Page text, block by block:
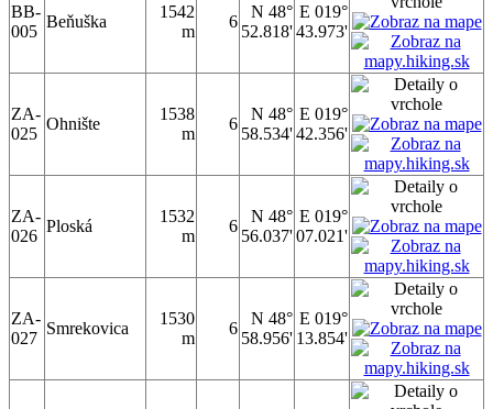
BB-
005
Beňuška
1542
m
6
N 48°
52.818'
E 019°
43.973'
ZA-
025
Ohnište
1538
m
6
N 48°
58.534'
E 019°
42.356'
ZA-
026
Ploská
1532
m
6
N 48°
56.037'
E 019°
07.021'
ZA-
027
Smrekovica
1530
m
6
N 48°
58.956'
E 019°
13.854'